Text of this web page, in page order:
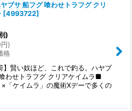
ブサ 船フグ 喰わせトラフグ クリ
[4993722]
)
円)
格
】賢い奴ほど、これで釣る。ハヤブ
わせトラフグ クリアケイムラ■
×「ケイムラ」の魔術Xデーで多くの